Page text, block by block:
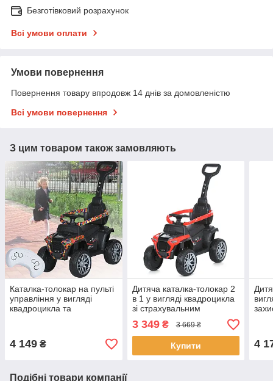
Безготівковий розрахунок
Всі умови оплати
Умови повернення
Повернення товару впродовж 14 днів за домовленістю
Всі умови повернення
З цим товаром також замовляють
Каталка-толокар на пульті
управління у вигляді
квадроцикла та
Чорний
4 149 ₴
Дитяча каталка-толокар 2
в 1 у вигляді квадроцикла
зі страхувальним
бампером Bambi M
4803EL-3 Червоний
3 349₴ 3 669 ₴
Купити 4
Подібні товари компанії